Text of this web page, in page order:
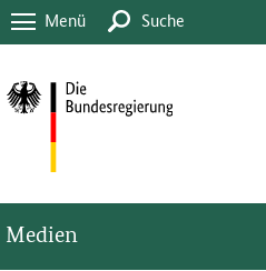
Menü Suche
Medien